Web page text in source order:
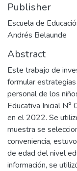
Publisher
Escuela de
Andrés Belaunde
Abstract
Este trabajo de
formular
personal de los
Educativa Inicial N°
en el 2022. Se
muestra se
conveniencia,
de edad del nivel
información, se